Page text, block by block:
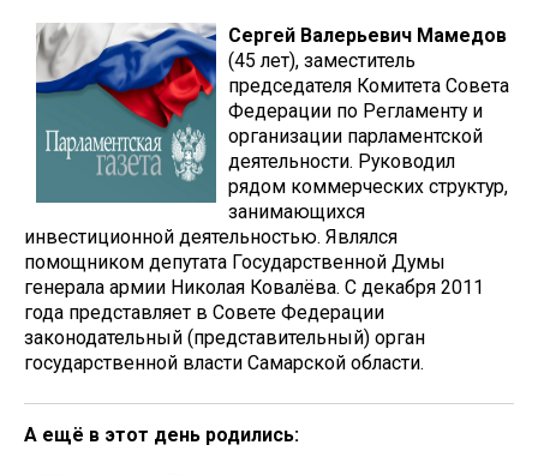
Сергей Валерьевич Мамедов
(45 лет), заместитель
председателя Комитета Совета
Федерации по Регламенту и
организации парламентской
деятельности. Руководил
рядом коммерческих структур,
занимающихся
инвестиционной деятельностью. Являлся
помощником депутата Государственной Думы
генерала армии Николая Ковалёва. С декабря 2011
года представляет в Совете Федерации
законодательный (представительный) орган
государственной власти Самарской области.
А ещё в этот день родились: